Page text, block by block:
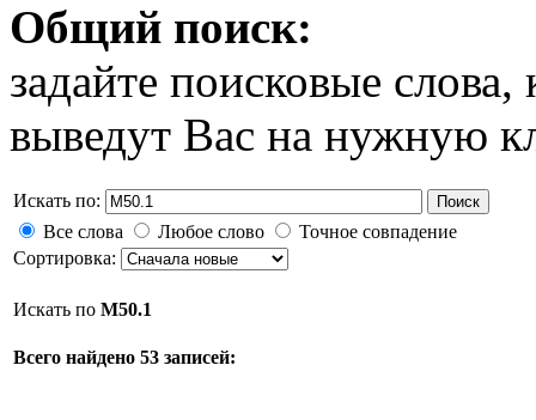
Общий поиск:
задайте поисковые
выведут Вас на нужную
Искать по: Поиск
Все слова Любое слово
Точное совпадение
Сортировка:
Искать по M50.1
Всего найдено 53 записей: